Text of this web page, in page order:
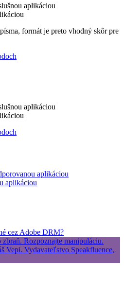
aplikáciou
formát je preto vhodný skôr pre
aplikáciou
aplikáciou
aplikáciou
cez Adobe DRM?